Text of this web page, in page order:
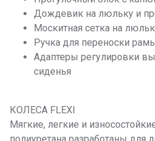
Дождевик на люльку и
Москитная сетка на
Ручка для переноски
Адаптеры регулировки
сиденья
КОЛЕСА FLEXI
Мягкие, легкие и